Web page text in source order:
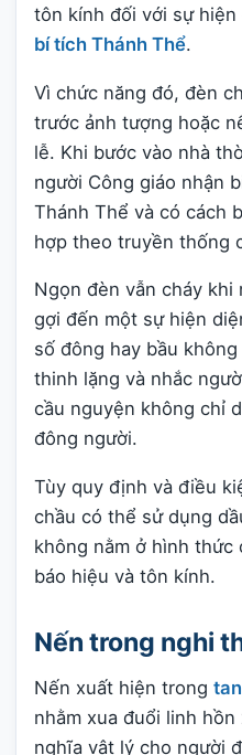
tôn kính đối với sự
bí tích Thánh Thể.
Vì chức năng đó, đèn
trước ảnh tượng hoặc
lễ. Khi bước vào nhà
người Công giáo nhận
Thánh Thể và có cách
hợp theo truyền thống
Ngọn đèn vẫn cháy
gợi đến một sự hiện
số đông hay bầu
thinh lặng và nhắc
cầu nguyện không chỉ
đông người.
Tùy quy định và điều
chầu có thể sử dụng
không nằm ở hình thức
báo hiệu và tôn kính.
Nến trong nghi
Nến xuất hiện trong
nhằm xua đuổi linh
nghĩa vật lý cho người